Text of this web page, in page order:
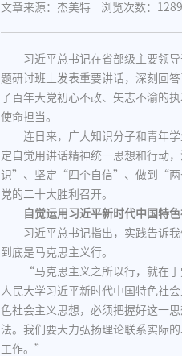
文章来源：杰美特
浏览次数：
习近平总书记在省部级主要领
题研讨班上发表重要讲话，深刻回
了百年大党初心不改、矢志不渝的
使命担当。
连日来，广大知识分子和青年
定自觉用讲话精神统一思想和行动
识”、坚定“四个自信”、做到“两
党的二十大胜利召开。
自觉运用习近平新时代中国特
习近平总书记指出，实践告诉
到底是马克思主义行。
“马克思主义之所以行，就在
人民大学习近平新时代中国特色社
色社会主义思想，必须把握好这一
法。我们要大力弘扬理论联系实际
工作。”